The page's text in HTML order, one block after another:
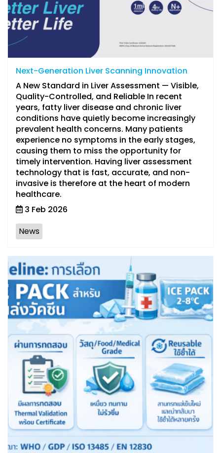
Next-Generation Liver Scanning Innovation
A New Standard in Liver Assessment — Visible,
Quality-Controlled, and Reliable In recent
years, fatty liver disease and chronic liver
conditions have quietly become increasingly
prevalent health concerns. Many patients
experience no symptoms in the early stages,
causing them to miss the opportunity for
timely intervention. Having liver assessment
technology that is fast, accurate, and non-
invasive is therefore at the heart of modern
healthcare.
3 Feb 2026
News